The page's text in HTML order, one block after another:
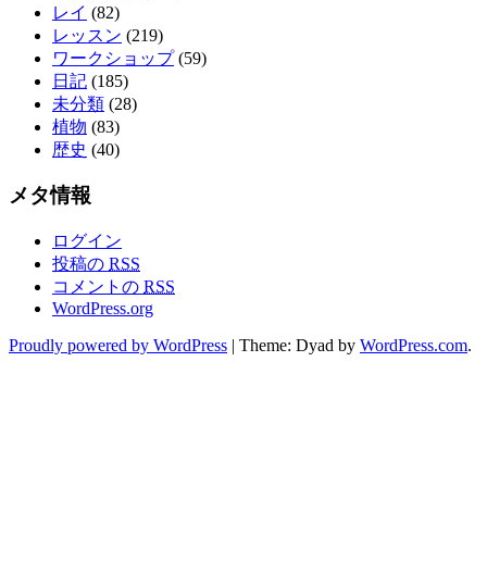
レイ (82)
レッスン (219)
ワークショップ(59)
日記 (185)
未分類 (28)
植物 (83)
歴史 (40)
メタ情報
ログイン
投稿の RSS
コメントの RSS
WordPress.org
Proudly powered by WordPress | Theme: Dyad by WordPress.com.